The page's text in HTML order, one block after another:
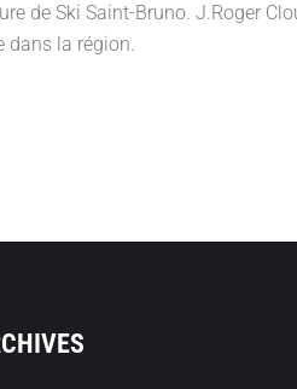
de Ski Saint-Bruno. J.Roger
dans la région.